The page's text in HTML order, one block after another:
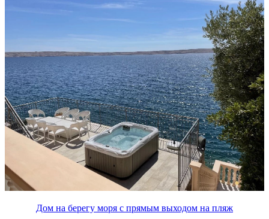
Дом на берегу моря с прямым выходом на пляж